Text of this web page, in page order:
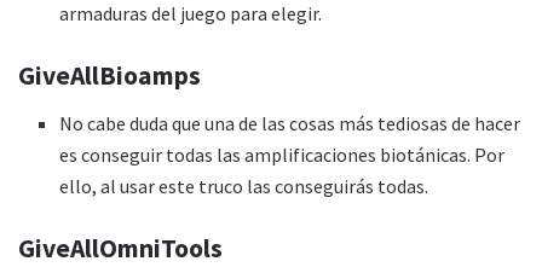
armaduras del juego para elegir.
GiveAllBioamps
No cabe duda que una de las cosas más tediosas de hacer
es conseguir todas las amplificaciones biotánicas. Por
ello, al usar este truco las conseguirás todas.
GiveAllOmniTools